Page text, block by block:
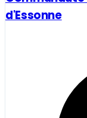
d'Essonne